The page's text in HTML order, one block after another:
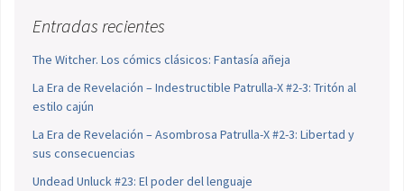
Entradas recientes
The Witcher. Los cómics clásicos: Fantasía añeja
La Era de Revelación – Indestructible Patrulla-X #2-3: Tritón al
estilo cajún
La Era de Revelación – Asombrosa Patrulla-X #2-3: Libertad y
sus consecuencias
Undead Unluck #23: El poder del lenguaje